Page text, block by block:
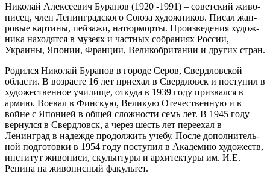
Николай Алексеевич Буранов (1920 ‑1991) – совет­ский живо­
пи­сец, член Ленинградского Союза худож­ни­ков. Писал жан­
ро­вые кар­ти­ны, пей­за­жи, натюр­мор­ты. Произведения худож­
ни­ка нахо­дят­ся в музе­ях и част­ных собра­ни­ях России,
Украины, Японии, Франции, Великобритании и дру­гих стран.
Родился Николай Буранов в горо­де Серов, Свердловской
обла­сти. В воз­расте 16 лет при­е­хал в Свердловск и посту­пил в
худо­же­ствен­ное учи­ли­ще, отку­да в 1939 году при­звал­ся в
армию. Воевал в Финскую, Великую Отечественную и в
войне с Японией в общей слож­но­сти семь лет. В 1945 году
вер­нул­ся в Свердловск, а через шесть лет пере­ехал в
Ленинград в надеж­де про­дол­жить уче­бу. После допол­ни­тель­
ной под­го­тов­ки в 1954 году посту­пил в Академию худо­жеств,
инсти­тут живо­пи­си, скульп­ту­ры и архи­тек­ту­ры им. И.Е.
Репина на живо­пис­ный факультет.